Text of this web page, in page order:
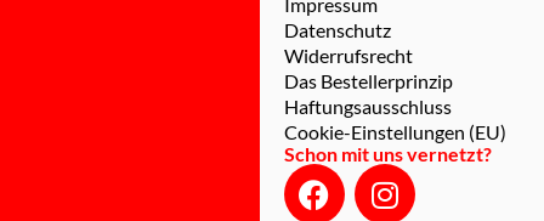
Datenschutz
Widerrufsrecht
Das Bestellerprinzip
Haftungsausschluss
Cookie-Einstellungen (EU)
Schon mit uns vernetzt?